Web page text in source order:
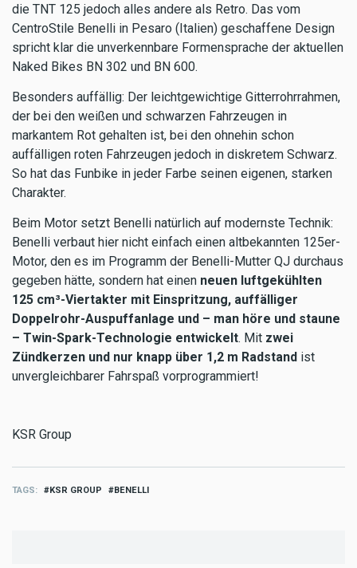
die TNT 125 jedoch alles andere als Retro. Das vom
CentroStile Benelli in Pesaro (Italien) geschaffene Design
spricht klar die unverkennbare Formensprache der aktuellen
Naked Bikes BN 302 und BN 600.
Besonders auffällig: Der leichtgewichtige Gitterrohrrahmen,
der bei den weißen und schwarzen Fahrzeugen in
markantem Rot gehalten ist, bei den ohnehin schon
auffälligen roten Fahrzeugen jedoch in diskretem Schwarz.
So hat das Funbike in jeder Farbe seinen eigenen, starken
Charakter.
Beim Motor setzt Benelli natürlich auf modernste Technik:
Benelli verbaut hier nicht einfach einen altbekannten 125er-
Motor, den es im Programm der Benelli-Mutter QJ durchaus
gegeben hätte, sondern hat einen neuen luftgekühlten
125 cm³-Viertakter mit Einspritzung, auffälliger
Doppelrohr-Auspuffanlage und – man höre und staune
– Twin-Spark-Technologie entwickelt. Mit zwei
Zündkerzen und nur knapp über 1,2 m Radstand ist
unvergleichbarer Fahrspaß vorprogrammiert!
KSR Group
TAGS KSR GROUP BENELLI